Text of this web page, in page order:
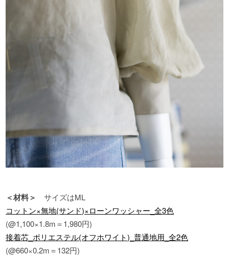
＜材料＞
サイズはML
コットン×無地(サンド)×ローンワッシャー_全3色
(@1,100×1.8m＝1,980円)
接着芯_ポリエステル(オフホワイト)_普通地用_全2色
(@660×0.2m＝132円)